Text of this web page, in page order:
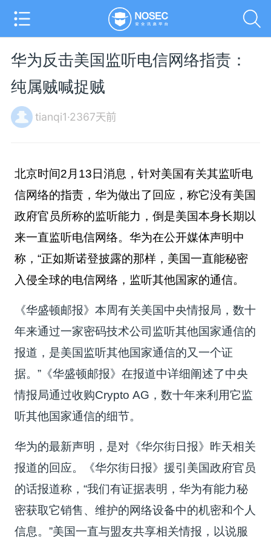
华为反击美国监听电信网络指责：
纯属贼喊捉贼
tianqi1·2367天前
北京时间2月13日消息，针对美国有关其监听电
信网络的指责，华为做出了回应，称它没有美国
政府官员所称的监听能力，倒是美国本身长期以
来一直监听电信网络。华为在公开媒体声明中
称，“正如斯诺登披露的那样，美国一直能秘密
入侵全球的电信网络，监听其他国家的通信。
《华盛顿邮报》本周有关美国中央情报局，数十
年来通过一家密码技术公司监听其他国家通信的
报道，是美国监听其他国家通信的又一个证
据。”《华盛顿邮报》在报道中详细阐述了中央
情报局通过收购Crypto AG，数十年来利用它监
听其他国家通信的细节。
华为的最新声明，是对《华尔街日报》昨天相关
报道的回应。《华尔街日报》援引美国政府官员
的话报道称，“我们有证据表明，华为有能力秘
密获取它销售、维护的网络设备中的机密和个人
信息。”美国一直与盟友共享相关情报，以说服